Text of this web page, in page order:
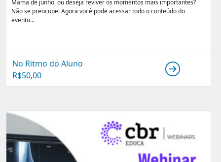
Mama de junho, ou deseja reviver os momentos mais importantes?
Não se preocupe! Agora você pode acessar todo o conteúdo do
evento...
No Ritmo do Aluno
R$50,00